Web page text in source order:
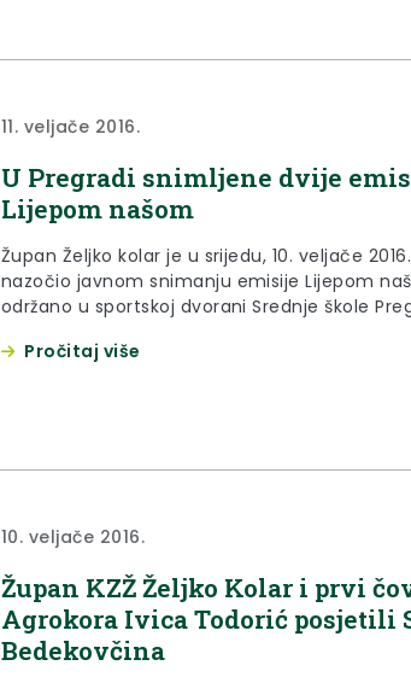
11. veljače 2016.
U Pregradi snimljene dvije
Lijepom našom
Župan Željko kolar je u srijedu, 10. veljače
nazočio javnom snimanju emisije Lijepom
održano u sportskoj dvorani Srednje škole
Pročitaj više
10. veljače 2016.
Župan KZŽ Željko Kolar i prvi
Agrokora Ivica Todorić posjetili
Bedekovčina